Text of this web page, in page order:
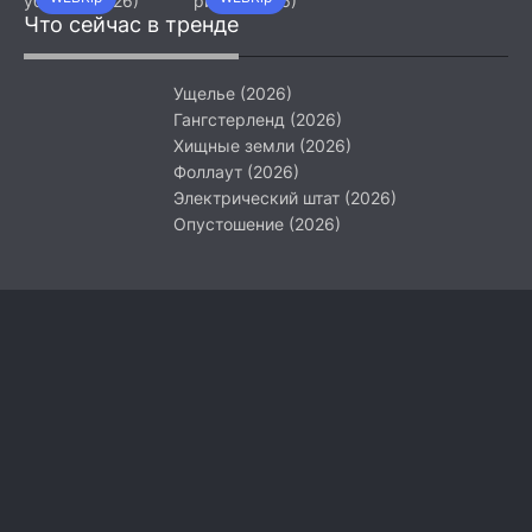
Что сейчас в тренде
Ущелье (2026)
Гангстерленд (2026)
Хищные земли (2026)
Фоллаут (2026)
Электрический штат (2026)
Опустошение (2026)